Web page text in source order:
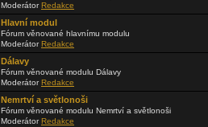
ModerátorRedakce
Hlavní modul
Fórum věnované hlavnímu modulu
ModerátorRedakce
Dálavy
Fórum věnované modulu Dálavy
ModerátorRedakce
Nemrtví a světlonoši
Fórum věnované modulu Nemrtví a světlonoši
ModerátorRedakce